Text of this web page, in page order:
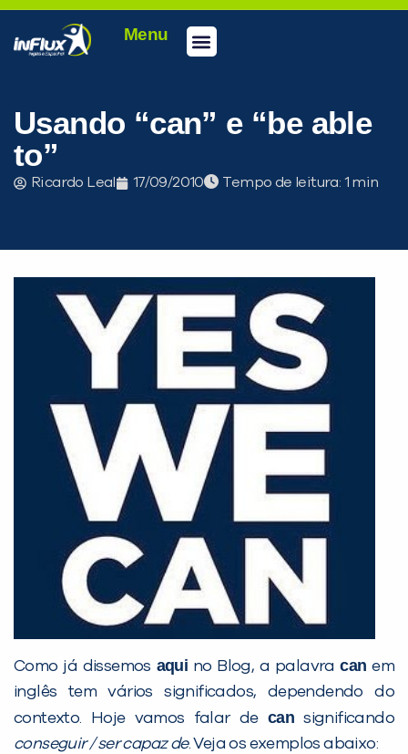
Menu
Usando “can” e “be able
to”
Ricardo Leal 17/09/2010 Tempo de leitura:
Como já dissemos aqui no Blog, a palavracan em
inglês tem vários significados, dependendo do
contexto. Hoje vamos falar de can significando
conseguir / ser capaz de. Veja os exemplos abaixo:
PEÇA UMA DEMONSTRAÇÃO DE MÉTODO
Desculpe!
Não encontramos nenhuma unidade
inFlux nesta cidade ou bairro que
você digitou.
Preencha com seus dados abaixo e